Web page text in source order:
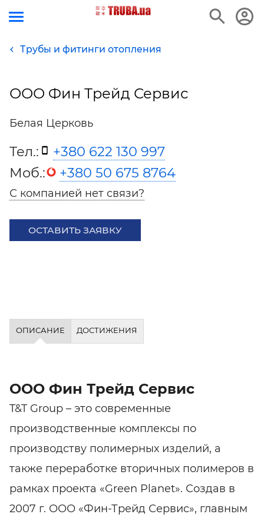
Трубы и фитинги отопления
ООО Фин Трейд Сервис
Белая Церковь
Тел.:
+380 622 130 997
Моб.:
+380 50 675 8764
С компанией нет связи?
ОСТАВИТЬ ЗАЯВКУ
ОПИСАНИЕ ДОСТИЖЕНИЯ
ООО Фин Трейд Сервис
T&T Group – это современные
производственные комплексы по
производству полимерных изделий, а
также переработке вторичных полимеров в
рамках проекта «Green Planet». Создав в
2007 г. ООО «Фин-Трейд Сервис», главным